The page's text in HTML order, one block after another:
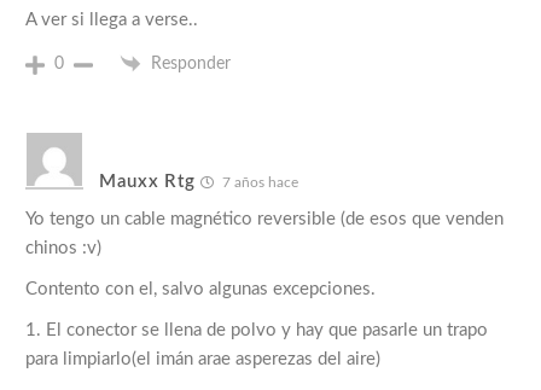
A ver si llega a verse..
0 Responder
Mauxx Rtg 7 años hace
Yo tengo un cable magnético reversible (de esos que venden
chinos :v)
Contento con el, salvo algunas excepciones.
1. El conector se llena de polvo y hay que pasarle un trapo
para limpiarlo(el imán arae asperezas del aire)